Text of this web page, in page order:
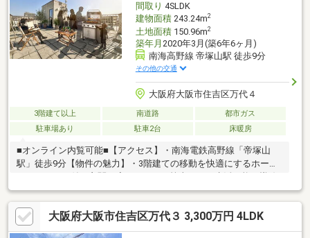
間取り 4SLDK
建物面積243.24m2
土地面積150.96m2
築年月 2020年3月(築6年6ヶ月)
南海高野線 帝塚山駅 徒歩9分
その他の交通
大阪府大阪市住吉区万代４
3階建て以上 南道路
都市ガス
駐車場あり
駐車2台 床暖房
■オンライン内覧可能■【アクセス】・南海電鉄高野線「帝塚山
駅」徒歩9分【物件の魅力】・3階建ての移動を快適にするホーム
を確保・車3台駐車可能！・大成建設ハウジング施工「大成パルコ
ン」の注文住宅・南向き・南西角地につき陽当たりと風通し良
好・プール遊びやBBQなどおうち時間を楽しめる開放的な屋上テ
ラス付き【上場企業グループの不動産部門・なんぼや不動産】ま
大阪府大阪市住吉区万代３ 3,300万円 4LDK